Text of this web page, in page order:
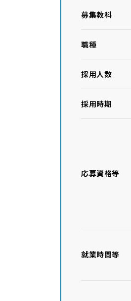
募集教科
職種
採用人数
採用時期
応募資格等
就業時間等